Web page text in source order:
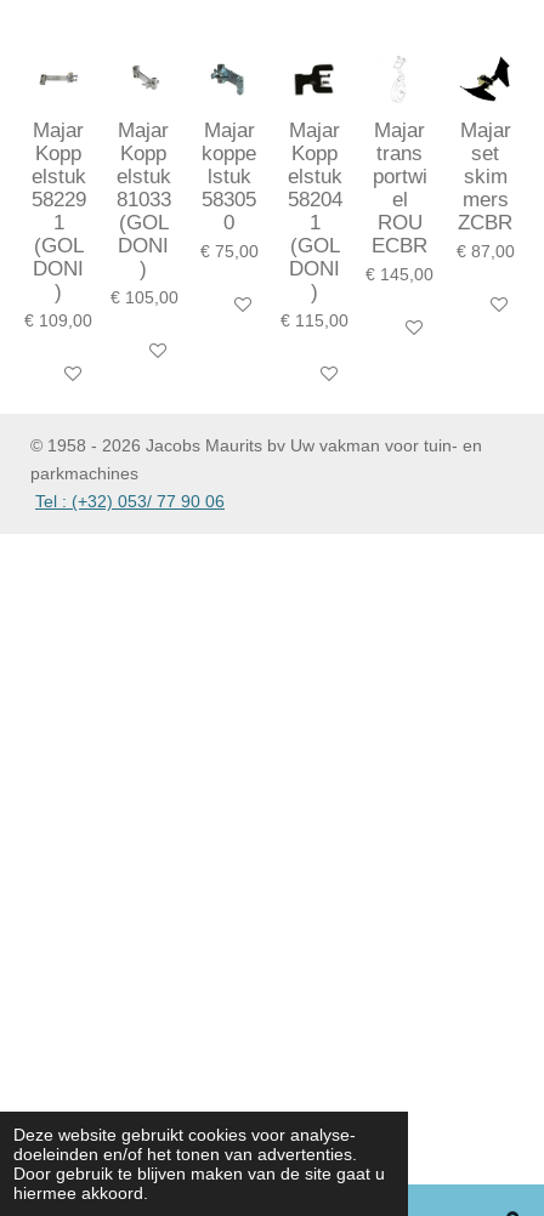
Deze website gebruikt cookies voor analyse-
doeleinden en/of het tonen van advertenties.
Door gebruik te blijven maken van de site gaat u
hiermee akkoord.
e
Majar
Kopp
elstuk
58229
1
(GOL
DONI
)
€ 109,00
In winkelwagen
Majar
Kopp
elstuk
81033
(GOL
DONI
)
€ 105,00
In winkelwagen
Majar
koppe
lstuk
58305
0
€ 75,00
In winkelwagen
Majar
Kopp
elstuk
58204
1
(GOL
DONI
)
€ 115,00
In winkelwagen
Majar
trans
portwi
el
ROU
ECBR
€ 145,00
In winkelwagen
Majar
set
skim
mers
ZCBR
€ 87,00
In
© 1958 - 2026 Jacobs Maurits bv Uw vakman voor tuin- en
parkmachines
Tel : (+32) 053/ 77 90 06